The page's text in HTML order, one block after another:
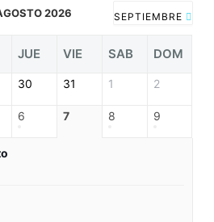
2026 SEPTIEMBRE
JUE VIE SAB DOM
30 31 1 2
6 7 8 9